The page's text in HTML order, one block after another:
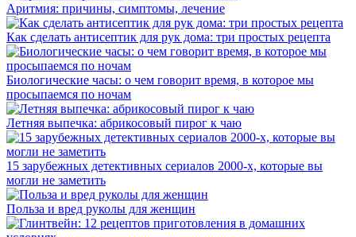
Аритмия: причины, симптомы, лечение
Как сделать антисептик для рук дома: три простых рецепта
Биологические часы: о чем говорит время, в которое мы
просыпаемся по ночам
Летняя выпечка: абрикосовый пирог к чаю
15 зарубежных детективных сериалов 2000-х, которые вы
могли не заметить
Польза и вред руколы для женщин